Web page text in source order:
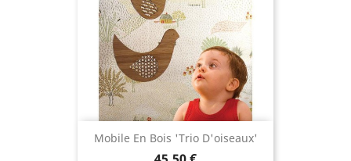
Mobile En Bois 'trio D'oiseaux'